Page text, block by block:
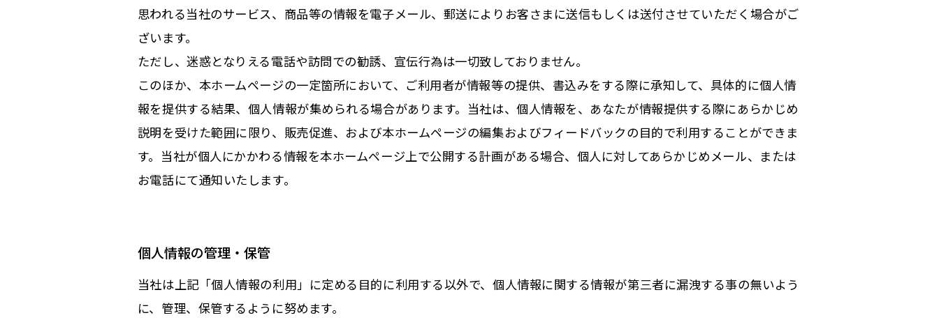
思われる当社のサービス、商品等の情報を電子メール、郵送によりお客さまに送信もしくは送付させていただく場合がご
ざいます。
ただし、迷惑となりえる電話や訪問での勧誘、宣伝行為は一切致しておりません。
このほか、本ホームページの一定箇所において、ご利用者が情報等の提供、書込みをする際に承知して、具体的に個人情
報を提供する結果、個人情報が集められる場合があります。当社は、個人情報を、あなたが情報提供する際にあらかじめ
説明を受けた範囲に限り、販売促進、および本ホームページの編集およびフィードバックの目的で利用することができま
す。当社が個人にかかわる情報を本ホームページ上で公開する計画がある場合、個人に対してあらかじめメール、または
お電話にて通知いたします。
個人情報の管理・保管
当社は上記「個人情報の利用」に定める目的に利用する以外で、個人情報に関する情報が第三者に漏洩する事の無いよう
に、管理、保管するように努めます。